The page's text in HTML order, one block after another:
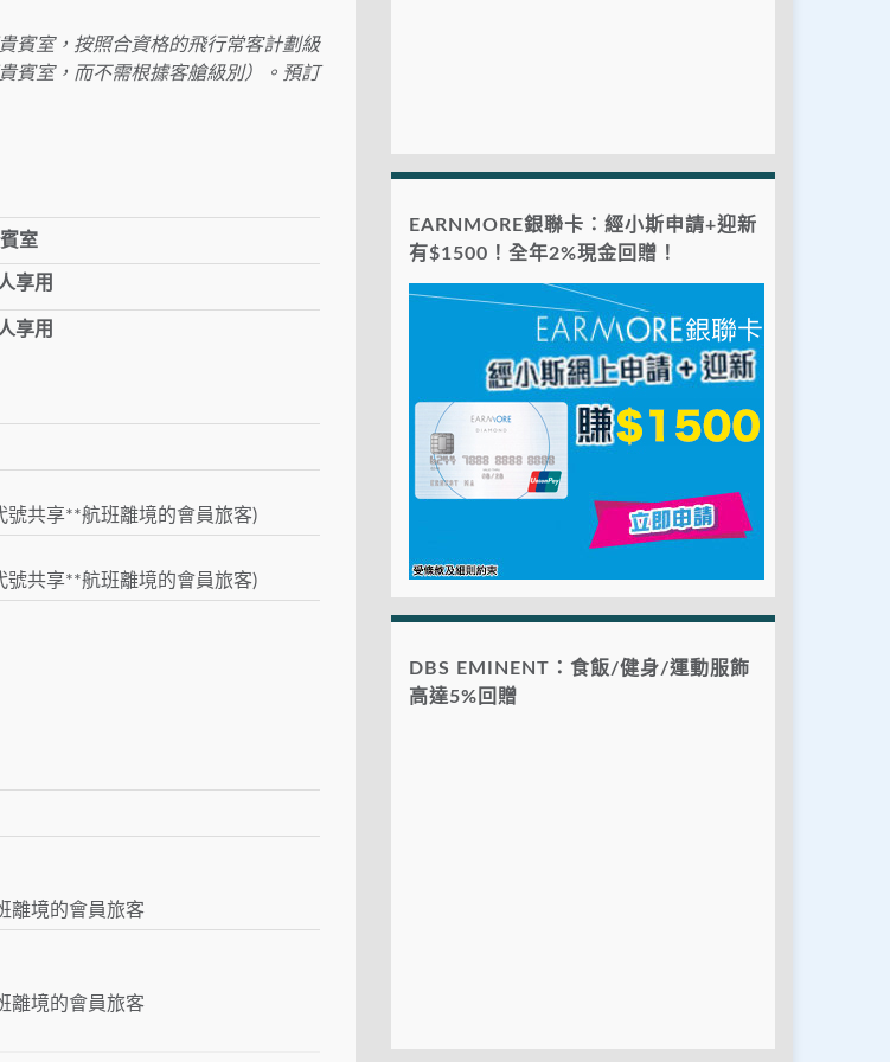
賓室，按照合資格的飛行常客計劃級
賓室，而不需根據客艙級別）。預訂
室
享用
享用
號共享**航班離境的會員旅客)
號共享**航班離境的會員旅客)
離境的會員旅客
離境的會員旅客
EARNMORE銀聯卡：經小斯申請+迎新
有$1500！全年2%現金回贈！
DBS EMINENT：食飯/健身/運動服飾
高達5%回贈